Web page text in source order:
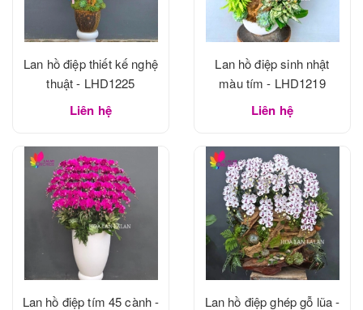
Lan hồ điệp thiết kế nghệ
thuật - LHD1225
Liên hệ
Lan hồ điệp sinh nhật
màu tím - LHD1219
Liên hệ
Lan hồ điệp tím 45 cành - Lan hồ điệp ghép gỗ lũa -